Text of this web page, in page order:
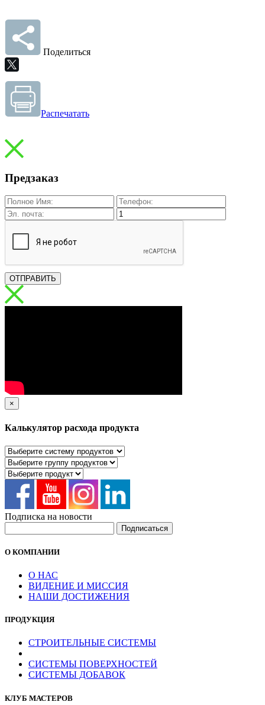
Поделиться
Распечатать
Предзаказ
ОТПРАВИТЬ
×
Калькулятор расхода продукта
Подписка на новости
О КОМПАНИИ
О НАС
ВИДЕНИЕ И МИССИЯ
НАШИ ДОСТИЖЕНИЯ
ПРОДУКЦИЯ
СТРОИТЕЛЬНЫЕ СИСТЕМЫ
СИСТЕМЫ ПОВЕРХНОСТЕЙ
СИСТЕМЫ ДОБАВОК
КЛУБ МАСТЕРОВ